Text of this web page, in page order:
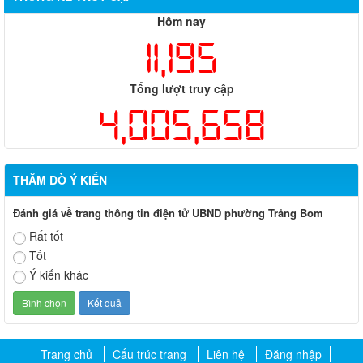
Hôm nay
11,195
Tổng lượt truy cập
4,005,658
THĂM DÒ Ý KIẾN
Đánh giá về trang thông tin điện tử UBND phường Trảng Bom
Rất tốt
Tốt
Ý kiến khác
Trang chủ Cấu trúc trang Liên hệ Đăng nhập